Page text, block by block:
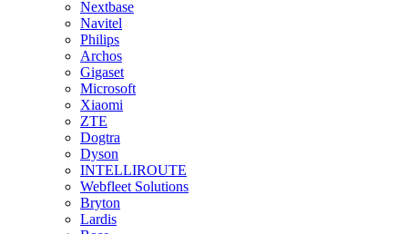
Nextbase
Navitel
Philips
Archos
Gigaset
Microsoft
Xiaomi
ZTE
Dogtra
Dyson
INTELLIROUTE
Webfleet Solutions
Bryton
Lardis